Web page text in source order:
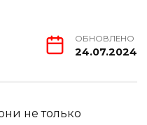
ОБНОВЛЕНО
24.07.2024
не только